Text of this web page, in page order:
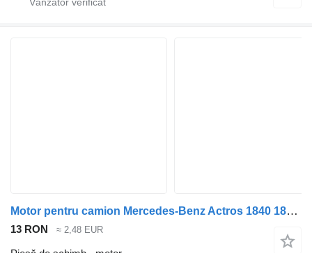
Motor pentru camion Mercedes-Benz Actros 1840 1843 1848 1835 1845 Euro 2 3
13 RON ≈ 2,48 EUR